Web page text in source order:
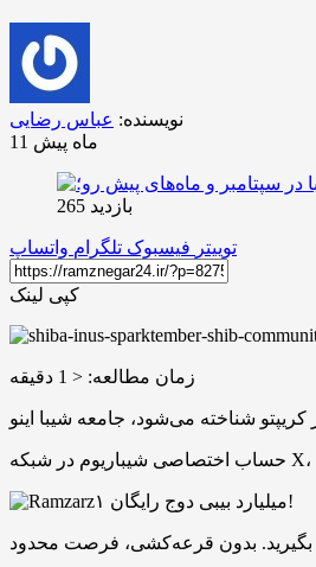
نویسنده: عباس رضایی
11 ماه پیش
بازدید 265
توییتر فیسبوک تلگرام واتساپ
کپی لینک
زمان مطالعه: < 1 دقیقه
۱ میلیارد بیبی دوج رایگان!